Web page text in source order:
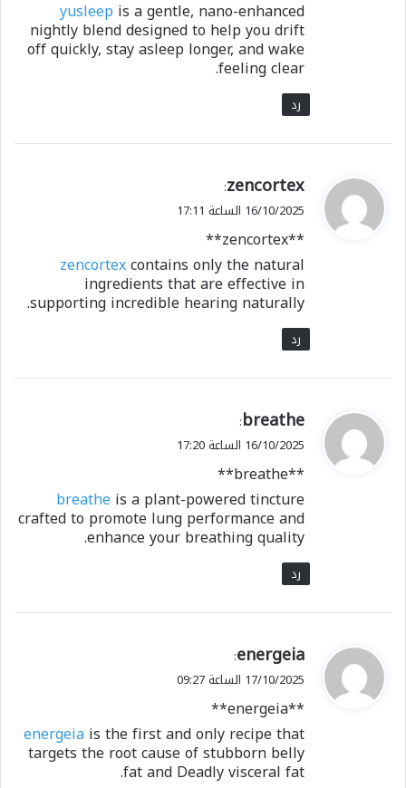
yusleep is a gentle, nano-enhanced
nightly blend designed to help you drift
off quickly, stay asleep longer, and wake
feeling clear.
رد
ي
ق
ل
zencortex
:
16/10/2025 الساعة 17:11
**zencortex**
zencortexcontains only the natural
ingredients that are effective in
supporting incredible hearing naturally.
رد
ي
ق
ل
breathe
:
16/10/2025 الساعة 17:20
** breathe**
breatheis a plant-powered tincture
crafted to promote lung performance and
enhance your breathing quality.
رد
ي
ق
ل
energeia
:
17/10/2025 الساعة 09:27
**energeia**
energeiais the first and only recipe that
targets the root cause of stubborn belly
fat and Deadly visceral fat.